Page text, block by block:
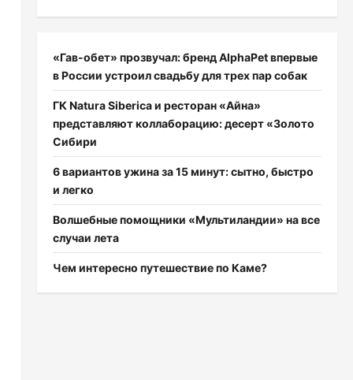
«Гав-обет» прозвучал: бренд AlphaPet впервые
в России устроил свадьбу для трех пар собак
ГК Natura Siberica и ресторан «Айна»
представляют коллаборацию: десерт «Золото
Сибири
6 вариантов ужина за 15 минут: сытно, быстро
и легко
Волшебные помощники «Мультиландии» на все
случаи лета
Чем интересно путешествие по Каме?